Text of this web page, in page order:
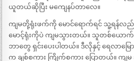
ယူတယ်ဆိုပြီး မကျေနပ်တာလေ။
ကျမတို့ရုံးဖက်ကို မောင်ရောက်ရင် သူ့ရန်လည်
မောင့်ရုံးကိုပဲ ကျမသွားတယ်။ သူတစ်ယော
ဘာတွေ ရှင်းပေးပါတယ်။ ဒီလိုနှင့် ရေလာမြေ
က ချစ်စကား ကြိုက်စကား ပြောတယ်။ ကျမ